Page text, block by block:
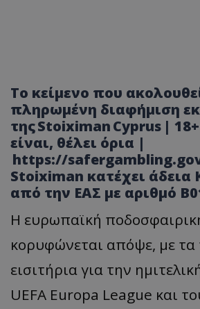
Το κείμενο που
πληρωμένη διαφήμιση
της Stoiximan Cyprus |
είναι, θέλει όρια |
https://
Stoiximan κατέχει άδεια
από την ΕΑΣ με αριθμό
Η ευρωπαϊκή
κορυφώνεται απόψε, με τα
εισιτήρια για την
UEFA Europa League και